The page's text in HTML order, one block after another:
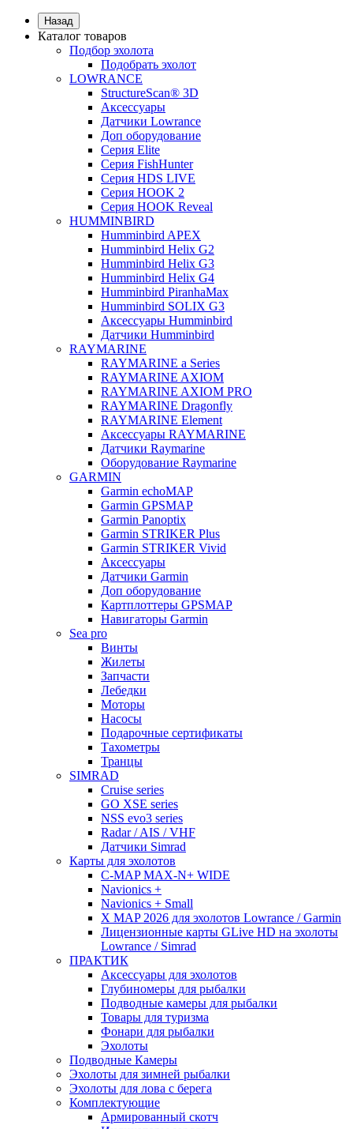
Назад
Каталог товаров
Подбор эхолота
Подобрать эхолот
LOWRANCE
StructureScan® 3D
Аксессуары
Датчики Lowrance
Доп оборудование
Серия Elite
Серия FishHunter
Серия HDS LIVE
Серия HOOK 2
Серия HOOK Reveal
HUMMINBIRD
Humminbird APEX
Humminbird Helix G2
Humminbird Helix G3
Humminbird Helix G4
Humminbird PiranhaMax
Humminbird SOLIX G3
Аксессуары Humminbird
Датчики Humminbird
RAYMARINE
RAYMARINE a Series
RAYMARINE AXIOM
RAYMARINE AXIOM PRO
RAYMARINE Dragonfly
RAYMARINE Element
Аксессуары RAYMARINE
Датчики Raymarine
Оборудование Raymarine
GARMIN
Garmin echoMAP
Garmin GPSMAP
Garmin Panoptix
Garmin STRIKER Plus
Garmin STRIKER Vivid
Аксессуары
Датчики Garmin
Доп оборудование
Картплоттеры GPSMAP
Навигаторы Garmin
Sea pro
Винты
Жилеты
Запчасти
Лебедки
Моторы
Насосы
Подарочные сертификаты
Тахометры
Транцы
SIMRAD
Cruise series
GO XSE series
NSS evo3 series
Radar / AIS / VHF
Датчики Simrad
Карты для эхолотов
C-MAP MAX-N+ WIDE
Navionics +
Navionics + Small
X MAP 2026 для эхолотов Lowrance / Garmin
Лицензионные карты GLive HD на эхолоты
Lowrance / Simrad
ПРАКТИК
Аксессуары для эхолотов
Глубиномеры для рыбалки
Подводные камеры для рыбалки
Товары для туризма
Фонари для рыбалки
Эхолоты
Подводные Камеры
Эхолоты для зимней рыбалки
Эхолоты для лова с берега
Комплектующие
Армированный скотч